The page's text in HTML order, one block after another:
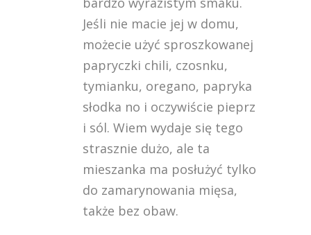
Jeśli nie macie jej w domu,
możecie użyć sproszkowanej
papryczki chili, czosnku,
tymianku, oregano, papryka
słodka no i oczywiście pieprz
i sól. Wiem wydaje się tego
strasznie dużo, ale ta
mieszanka ma posłużyć tylko
do zamarynowania mięsa,
także bez obaw.